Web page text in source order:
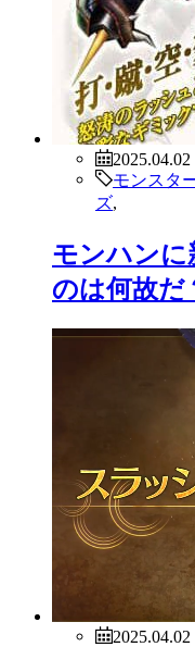
2025.04.02
モンスタ
ズ
モンハンに
のは何故だ
2025.04.02